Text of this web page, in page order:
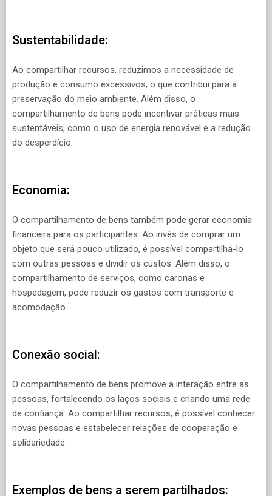
Sustentabilidade:
Ao compartilhar recursos, reduzimos a necessidade de
produção e consumo excessivos, o que contribui para a
preservação do meio ambiente. Além disso, o
compartilhamento de bens pode incentivar práticas mais
sustentáveis, como o uso de energia renovável e a redução
do desperdício.
Economia:
O compartilhamento de bens também pode gerar economia
financeira para os participantes. Ao invés de comprar um
objeto que será pouco utilizado, é possível compartilhá-lo
com outras pessoas e dividir os custos. Além disso, o
compartilhamento de serviços, como caronas e
hospedagem, pode reduzir os gastos com transporte e
acomodação.
Conexão social:
O compartilhamento de bens promove a interação entre as
pessoas, fortalecendo os laços sociais e criando uma rede
de confiança. Ao compartilhar recursos, é possível conhecer
novas pessoas e estabelecer relações de cooperação e
solidariedade.
Exemplos de bens a serem partilhados: